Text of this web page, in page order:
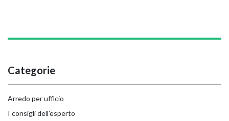
Categorie
Arredo per ufficio
I consigli dell'esperto